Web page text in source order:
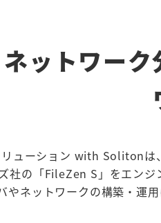
ネットワーク
ューション with Solitonは
社の「FileZen S」をエン
やネットワークの構築・運